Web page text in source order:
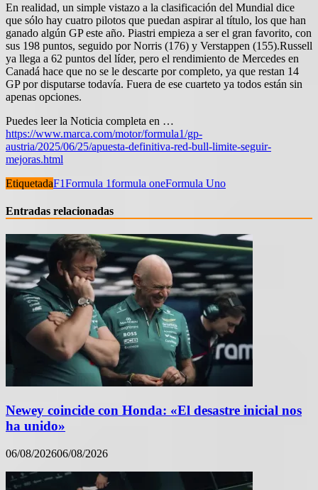
En realidad, un simple vistazo a la clasificación del Mundial dice
que sólo hay cuatro pilotos que puedan aspirar al título, los que han
ganado algún GP este año. Piastri empieza a ser el gran favorito, con
sus 198 puntos, seguido por Norris (176) y Verstappen (155).Russell
ya llega a 62 puntos del líder, pero el rendimiento de Mercedes en
Canadá hace que no se le descarte por completo, ya que restan 14
GP por disputarse todavía. Fuera de ese cuarteto ya todos están sin
apenas opciones.
Puedes leer la Noticia completa en …
https://www.marca.com/motor/formula1/gp-
austria/2025/06/25/apuesta-definitiva-red-bull-limite-seguir-
mejoras.html
EtiquetadaF1Formula 1formula oneFormula Uno
Entradas relacionadas
Newey coincide con Honda: «El desastre inicial nos
ha unido»
06/08/202606/08/2026